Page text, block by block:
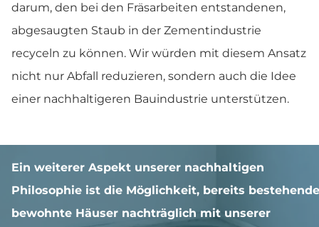
darum, den bei den Fräsarbeiten entstandenen,
abgesaugten Staub in der Zementindustrie
recyceln zu können. Wir würden mit diesem Ansatz
nicht nur Abfall reduzieren, sondern auch die Idee
einer nachhaltigeren Bauindustrie unterstützen.
Ein weiterer Aspekt unserer nachhaltigen
Philosophie ist die Möglichkeit, bereits bestehende
bewohnte Häuser nachträglich mit unserer